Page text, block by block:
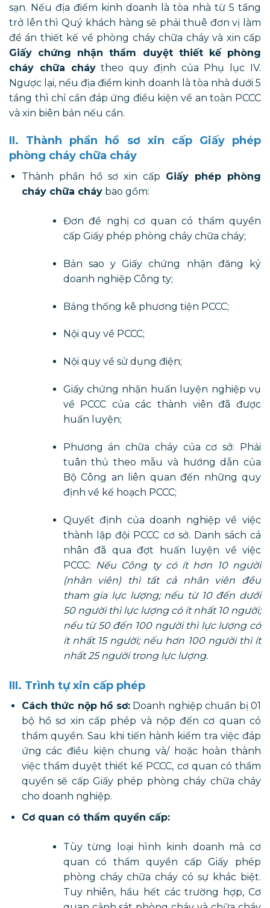
sạn. Nếu địa điểm kinh doanh là tòa nhà từ 5 tầng
trở lên thì Quý khách hàng sẽ phải thuê đơn vị làm
đề án thiết kế về phòng cháy chữa cháy và xin cấp
Giấy chứng nhận thẩm duyệt thiết kế phòng
cháy chữa cháytheo quy định của Phụ lục IV.
Ngược lại, nếu địa điểm kinh doanh là tòa nhà dưới 5
tầng thì chỉ cần đáp ứng điều kiện về an toàn PCCC
và xin biên bản nếu cần.
II. Thành phần hồ sơ xin cấp Giấy phép
phòng cháy chữa cháy
Thành phần hồ sơ xin cấp Giấy phép phòng
cháy chữa cháybao gồm:
Đơn đề nghị cơ quan có thẩm quyền
cấp Giấy phép phòng cháy chữa cháy;
Bản sao y Giấy chứng nhận đăng ký
doanh nghiệp Công ty;
Bảng thống kê phương tiện PCCC;
Nội quy về PCCC;
Nội quy về sử dụng điện;
Giấy chứng nhận huấn luyện nghiệp vụ
về PCCC của các thành viên đã được
huấn luyện;
Phương án chữa cháy của cơ sở: Phải
tuân thủ theo mẫu và hướng dẫn của
Bộ Công an liên quan đến những quy
định về kế hoạch PCCC;
Quyết định của doanh nghiệp về việc
thành lập đội PCCC cơ sở. Danh sách cá
nhân đã qua đợt huấn luyện về việc
PCCC: Nếu Công ty có ít hơn 10 người
(nhân viên) thì tất cả nhân viên đều
tham gia lực lượng; nếu từ 10 đến dưới
50 người thì lực lượng có ít nhất 10 người;
nếu từ 50 đến 100 người thì lực lượng có
ít nhất 15 người; nếu hơn 100 người thì ít
nhất 25 người trong lực lượng.
III. Trình tự xin cấp phép
Cách thức nộp hồ sơ:Doanh nghiệp chuẩn bị 01
bộ hồ sơ xin cấp phép và nộp đến cơ quan có
thẩm quyền. Sau khi tiến hành kiểm tra việc đáp
ứng các điều kiện chung và/ hoặc hoàn thành
việc thẩm duyệt thiết kế PCCC, cơ quan có thẩm
quyền sẽ cấp Giấy phép phòng cháy chữa cháy
cho doanh nghiệp.
Cơ quan có thẩm quyền cấp:
Tùy từng loại hình kinh doanh mà cơ
quan có thẩm quyền cấp Giấy phép
phòng cháy chữa cháy có sự khác biệt.
Tuy nhiên, hầu hết các trường hợp, Cơ